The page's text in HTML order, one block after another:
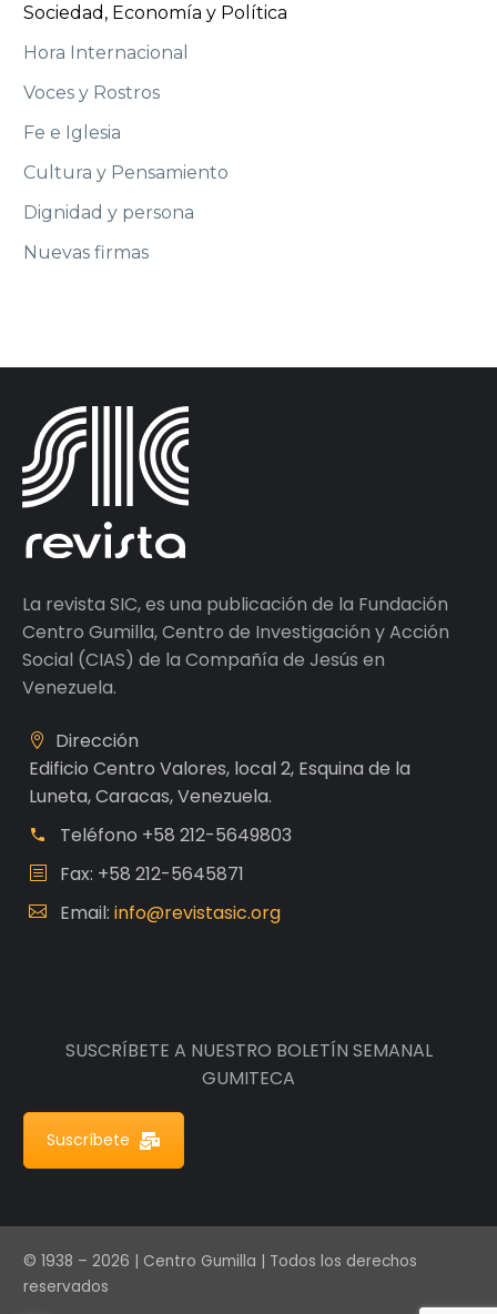
Sociedad, Economía y Política
Hora Internacional
Voces y Rostros
Fe e Iglesia
Cultura y Pensamiento
Dignidad y persona
Nuevas firmas
La revista SIC, es una publicación de la Fundación
Centro Gumilla, Centro de Investigación y Acción
Social (CIAS) de la Compañía de Jesús en
Venezuela.
Dirección
Edificio Centro Valores, local 2, Esquina de la
Luneta, Caracas, Venezuela.
Teléfono +58 212-5649803
Fax: +58 212-5645871
Email: info@revistasic.org
SUSCRÍBETE A NUESTRO BOLETÍN SEMANAL
GUMITECA
Suscríbete
© 1938 – 2026 | Centro Gumilla | Todos los derechos
reservados